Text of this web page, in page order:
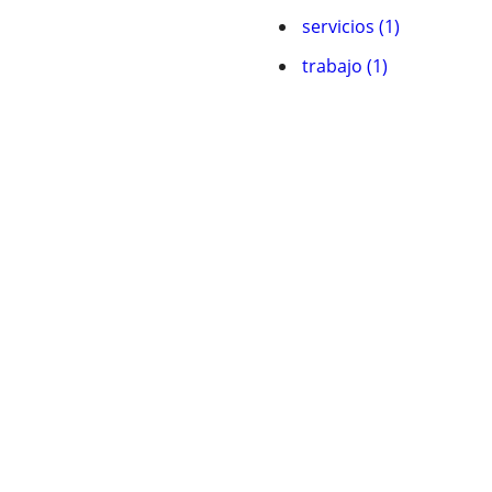
servicios (1)
trabajo (1)